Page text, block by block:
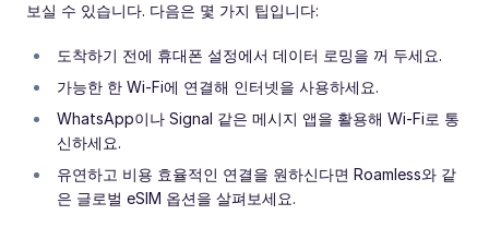
보실 수 있습니다. 다음은 몇 가지 팁입니다:
도착하기 전에 휴대폰 설정에서 데이터 로밍을 꺼 두세요.
가능한 한 Wi-Fi에 연결해 인터넷을 사용하세요.
WhatsApp이나 Signal 같은 메시지 앱을 활용해 Wi-Fi로 통
신하세요.
유연하고 비용 효율적인 연결을 원하신다면 Roamless와 같
은 글로벌 eSIM 옵션을 살펴보세요.